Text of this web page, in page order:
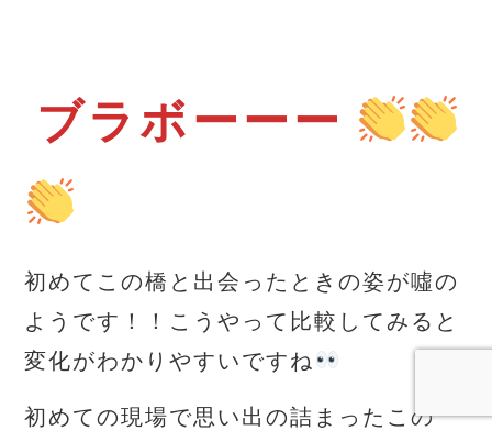
ブラボーーー
初めてこの橋と出会ったときの姿が噓の
ようです！！こうやって比較してみると
変化がわかりやすいですね
初めての現場で思い出の詰まったこの